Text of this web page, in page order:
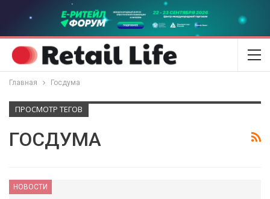
Главная Госдума
ПРОСМОТР ТЕГОВ
ГОСДУМА
НОВОСТИ